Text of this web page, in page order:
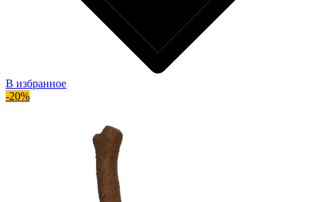
В избранное
-20%